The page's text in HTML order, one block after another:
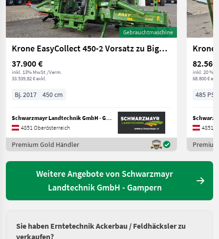
Gebrauchtmaschine
Krone EasyCollect 450-2 Vorsatz zu BigX 480 - BigX 630
37.900 €
inkl. 13% MwSt./Verm.
33.539,82 € exkl.
Bj. 2017 450 cm
Schwarzmayr Landtechnik GmbH - Gampern
4851 Oberösterreich
Premium Gold Händler
82.560
inkl. 20 %
68.800 €
485 PS/
4851
Weitere Angebote von Schwarzmayr
Landtechnik GmbH - Gampern
Sie haben Erntetechnik Ackerbau / Feldhäcksler zu
verkaufen?